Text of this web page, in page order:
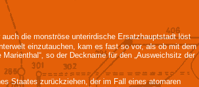
die monströse unterirdische Ersatzhauptstadt löst
einzutauchen, kam es fast so vor, als ob mit dem
so der Deckname für den „Ausweichsitz der
Staates zurückziehen, der im Fall eines atomaren